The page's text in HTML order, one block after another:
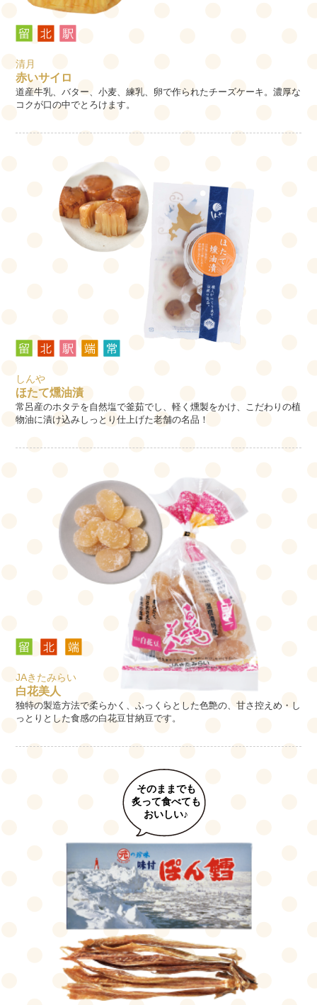
清月
赤いサイロ
道産牛乳、バター、小麦、練乳、卵で作られたチーズケーキ。濃厚な
コクが口の中でとろけます。
しんや
ほたて燻油漬
常呂産のホタテを自然塩で釜茹でし、軽く燻製をかけ、こだわりの植
物油に漬け込みしっとり仕上げた老舗の名品！
JAきたみらい
白花美人
独特の製造方法で柔らかく、ふっくらとした色艶の、甘さ控えめ・し
っとりとした食感の白花豆甘納豆です。
そのままでも
炙って食べても
おいしい♪